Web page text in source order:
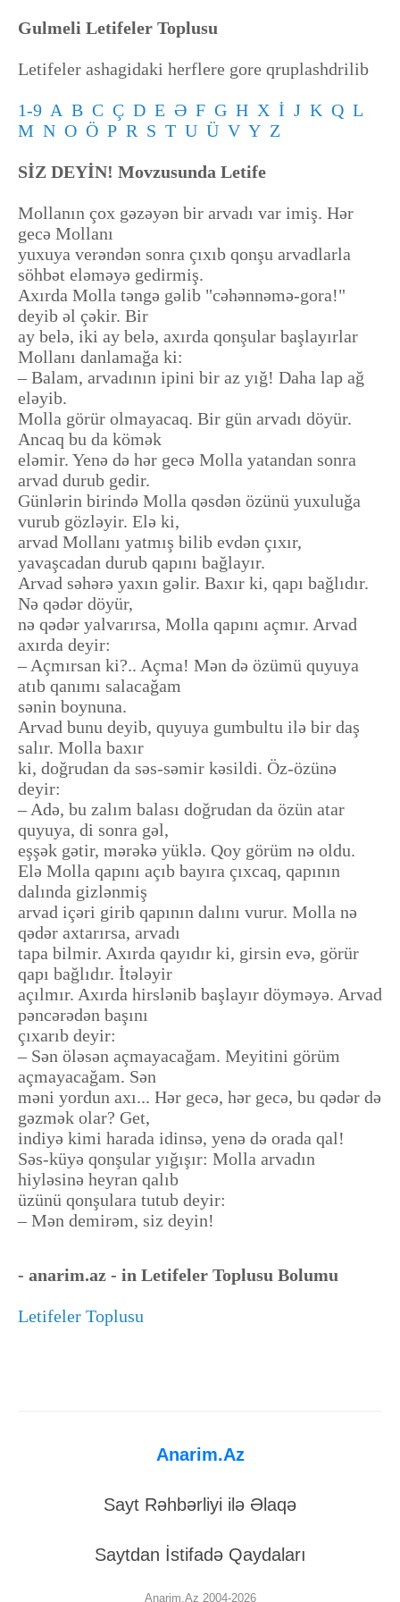
Gulmeli Letifeler Toplusu
Letifeler ashagidaki herflere gore qruplashdrilib
1-9 A B C Ç D E Ə F G H X İ J K Q L
M N O Ö P R S T U Ü V Y Z
SİZ DEYİN! Movzusunda Letife
Mollanın çox gəzəyən bir arvadı var imiş. Hər
gecə Mollanı
yuxuya verəndən sonra çıxıb qonşu arvadlarla
söhbət eləməyə gedirmiş.
Axırda Molla təngə gəlib "cəhənnəmə-gora!"
deyib əl çəkir. Bir
ay belə, iki ay belə, axırda qonşular başlayırlar
Mollanı danlamağa ki:
– Balam, arvadının ipini bir az yığ! Daha lap ağ
eləyib.
Molla görür olmayacaq. Bir gün arvadı döyür.
Ancaq bu da kömək
eləmir. Yenə də hər gecə Molla yatandan sonra
arvad durub gedir.
Günlərin birində Molla qəsdən özünü yuxuluğa
vurub gözləyir. Elə ki,
arvad Mollanı yatmış bilib evdən çıxır,
yavaşcadan durub qapını bağlayır.
Arvad səhərə yaxın gəlir. Baxır ki, qapı bağlıdır.
Nə qədər döyür,
nə qədər yalvarırsa, Molla qapını açmır. Arvad
axırda deyir:
– Açmırsan ki?.. Açma! Mən də özümü quyuya
atıb qanımı salacağam
sənin boynuna.
Arvad bunu deyib, quyuya gumbultu ilə bir daş
salır. Molla baxır
ki, doğrudan da səs-səmir kəsildi. Öz-özünə
deyir:
– Adə, bu zalım balası doğrudan da özün atar
quyuya, di sonra gəl,
eşşək gətir, mərəkə yüklə. Qoy görüm nə oldu.
Elə Molla qapını açıb bayıra çıxcaq, qapının
dalında gizlənmiş
arvad içəri girib qapının dalını vurur. Molla nə
qədər axtarırsa, arvadı
tapa bilmir. Axırda qayıdır ki, girsin evə, görür
qapı bağlıdır. İtələyir
açılmır. Axırda hirslənib başlayır döyməyə. Arvad
pəncərədən başını
çıxarıb deyir:
– Sən öləsən açmayacağam. Meyitini görüm
açmayacağam. Sən
məni yordun axı... Hər gecə, hər gecə, bu qədər də
gəzmək olar? Get,
indiyə kimi harada idinsə, yenə də orada qal!
Səs-küyə qonşular yığışır: Molla arvadın
hiyləsinə heyran qalıb
üzünü qonşulara tutub deyir:
– Mən demirəm, siz deyin!
- anarim.az - in Letifeler Toplusu Bolumu
Letifeler Toplusu
Anarim.Az
Sayt Rəhbərliyi ilə Əlaqə
Saytdan İstifadə Qaydaları
Anarim.Az 2004-2026